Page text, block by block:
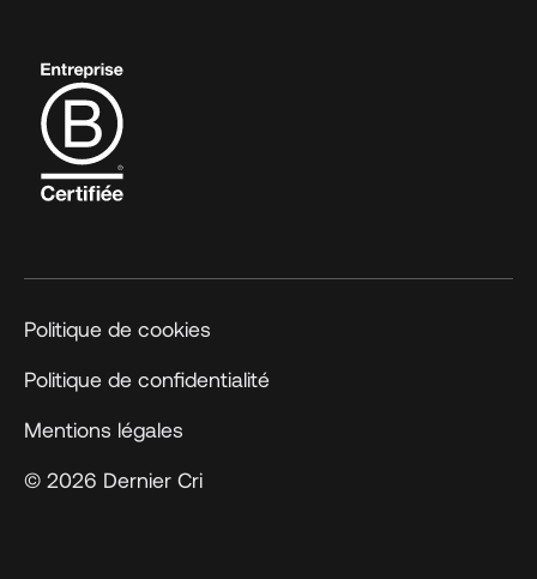
© 2026 Dernier Cri
Politique de cookies
Politique de confidentialité
Mentions légales